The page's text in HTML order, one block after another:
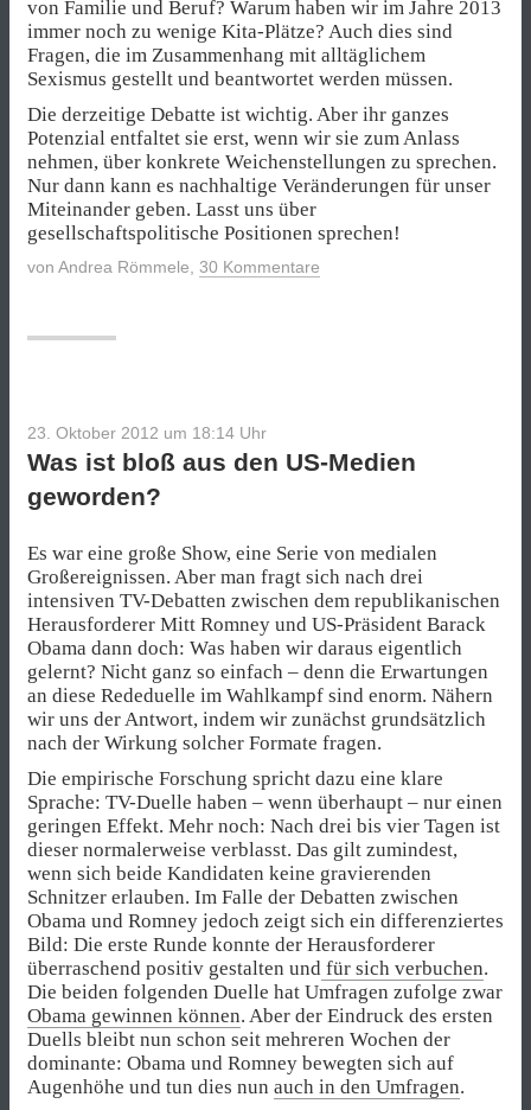
von Familie und Beruf? Warum haben wir im Jahre 2013
immer noch zu wenige Kita-Plätze? Auch dies sind
Fragen, die im Zusammenhang mit alltäglichem
Sexismus gestellt und beantwortet werden müssen.
Die derzeitige Debatte ist wichtig. Aber ihr ganzes
Potenzial entfaltet sie erst, wenn wir sie zum Anlass
nehmen, über konkrete Weichenstellungen zu sprechen.
Nur dann kann es nachhaltige Veränderungen für unser
Miteinander geben. Lasst uns über
gesellschaftspolitische Positionen sprechen!
von Andrea Römmele 30 Kommentare
23. Oktober 2012 um 18:14 Uhr
Was ist bloß aus den US-Medien
geworden?
Es war eine große Show, eine Serie von medialen
Großereignissen. Aber man fragt sich nach drei
intensiven TV-Debatten zwischen dem republikanischen
Herausforderer Mitt Romney und US-Präsident Barack
Obama dann doch: Was haben wir daraus eigentlich
gelernt? Nicht ganz so einfach – denn die Erwartungen
an diese Rededuelle im Wahlkampf sind enorm. Nähern
wir uns der Antwort, indem wir zunächst grundsätzlich
nach der Wirkung solcher Formate fragen.
Die empirische Forschung spricht dazu eine klare
Sprache: TV-Duelle haben – wenn überhaupt – nur einen
geringen Effekt. Mehr noch: Nach drei bis vier Tagen ist
dieser normalerweise verblasst. Das gilt zumindest,
wenn sich beide Kandidaten keine gravierenden
Schnitzer erlauben. Im Falle der Debatten zwischen
Obama und Romney jedoch zeigt sich ein differenziertes
Bild: Die erste Runde konnte der Herausforderer
überraschend positiv gestalten und für sich verbuchen.
Die beiden folgenden Duelle hat Umfragen zufolge zwar
Obama gewinnen können. Aber der Eindruck des ersten
Duells bleibt nun schon seit mehreren Wochen der
dominante: Obama und Romney bewegten sich auf
Augenhöhe und tun dies nun auch in den Umfragen.